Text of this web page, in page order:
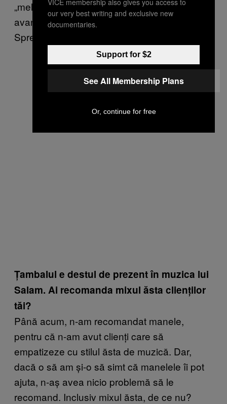
„meloterapie”, care te învață să folosești, în
avantajul tău, muzica și sunetele care-ți plac.
Spre exemplu: clopoțeii, xilofonul, țambalul…
Țambalul e destul de prezent în muzica lui
Salam. Ai recomanda mixul ăsta clienților
tăi?
Până acum, n-am recomandat manele,
pentru că n-am avut clienți care să
empatizeze cu stilul ăsta de muzică. Dar,
dacă o să am și-o să simt că manelele îi pot
ajuta, n-aș avea nicio problemă să le
recomand. Inclusiv mixul ăsta, de ce nu?
our very best writing and exclusive new
documentaries.
Support for $2
See All Membership Plans
Or, continue for free